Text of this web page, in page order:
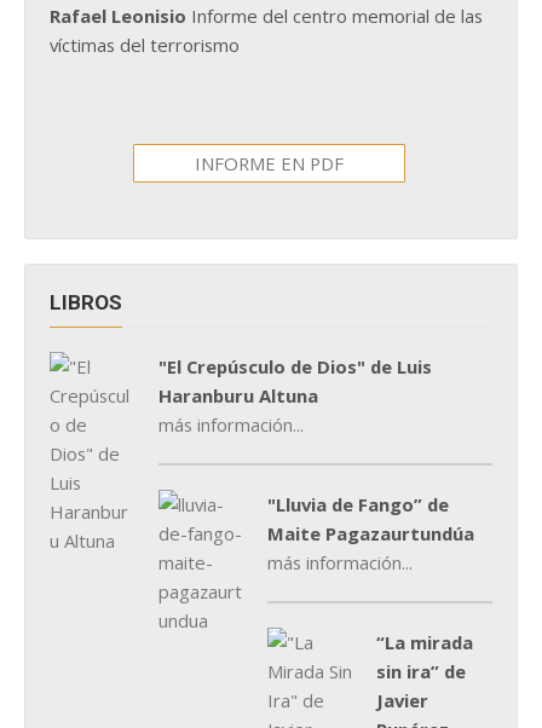
Rafael Leonisio Informe del centro memorial de las
víctimas del terrorismo
INFORME EN PDF
LIBROS
"El Crepúsculo de Dios" de Luis
Haranburu Altuna
más información...
"Lluvia de Fango” de
Maite Pagazaurtundúa
más información...
“La mirada
sin ira” de
Javier